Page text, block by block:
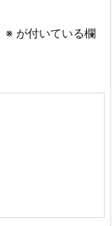
※ が付いている欄